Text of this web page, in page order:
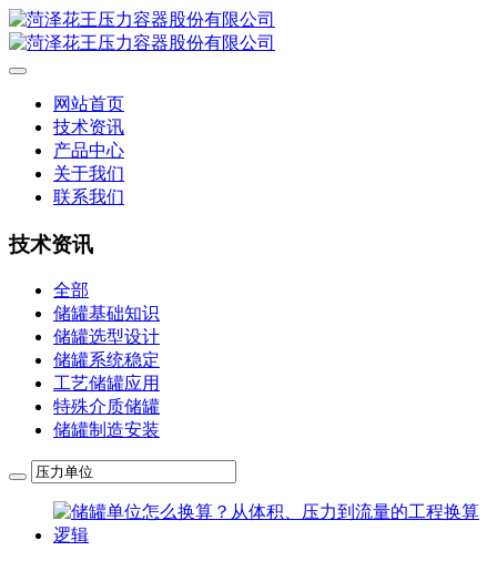
网站首页
技术资讯
产品中心
关于我们
联系我们
技术资讯
全部
储罐基础知识
储罐选型设计
储罐系统稳定
工艺储罐应用
特殊介质储罐
储罐制造安装